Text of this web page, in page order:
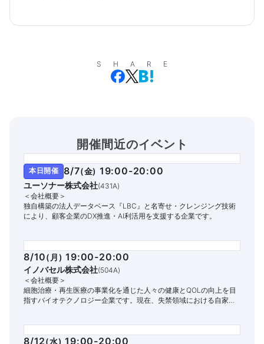
SHARE
開催間近のイベント
本日開催 8/7(金) 19:00-20:00
ユーソナー株式会社(431A)
＜会社概要＞
独自構築の法人データベース『LBC』と名寄せ・クレンジング技術
により、顧客企業のDX推進・AI利活用を支援する企業です。
8/10( 月) 19:00-20:00
イノバセル株式会社(504A)
＜会社概要＞
細胞治療・再生医療の事業化を通じた人々の健康とQOLの向上を目
指すバイオテクノロジー企業です。現在、失禁領域における自家細
8/12(水) 19:00-20:00